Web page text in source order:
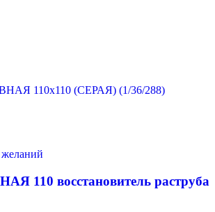
желаний
110 восстановитель раструба